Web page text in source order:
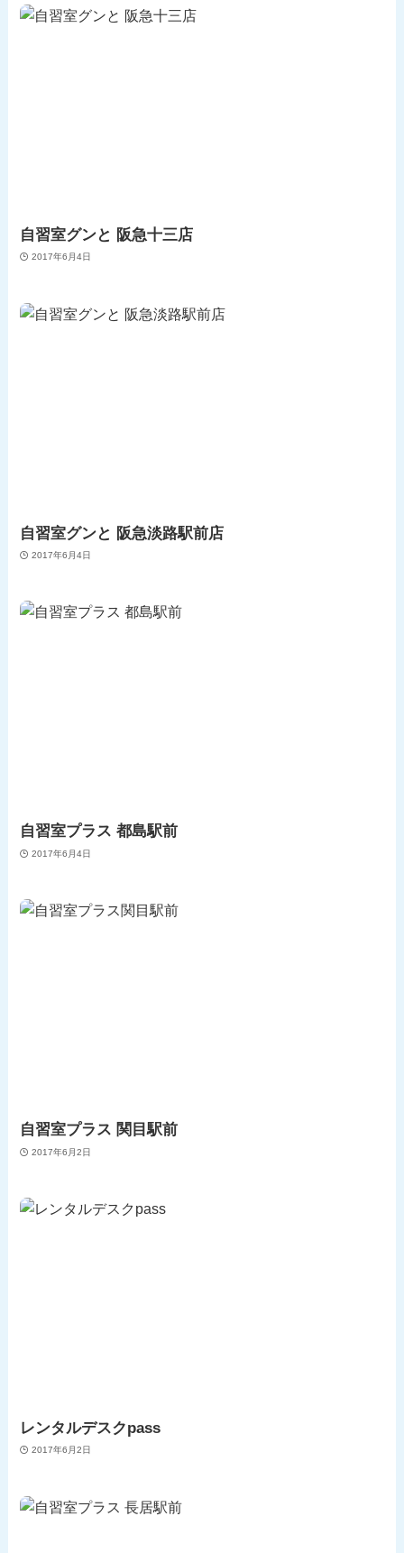
自習室グンと 阪急十三店
2017年6月4日
自習室グンと 阪急淡路駅前店
2017年6月4日
自習室プラス 都島駅前
2017年6月4日
自習室プラス 関目駅前
2017年6月2日
レンタルデスクpass
2017年6月2日